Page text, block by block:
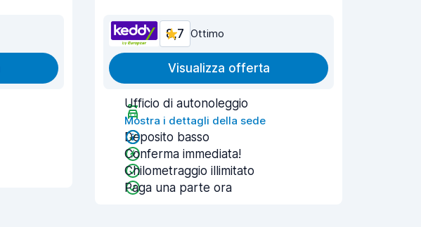
8,7 Ottimo
Visualizza offerta
Ufficio di autonoleggio
Mostra i dettagli della sede
Deposito basso
Conferma immediata!
Chilometraggio illimitato
Paga una parte ora